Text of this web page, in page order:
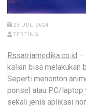
23 JUL 2024
TESTING
Rssatriamedika.co.id –
kalian bisa melakukan
Seperti menonton
ponsel atau PC/laptop
sekali jenis aplikasi